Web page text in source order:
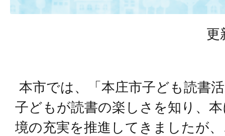
更
本市では、「本庄市子ども読書
子どもが読書の楽しさを知り、
境の充実を推進してきましたが